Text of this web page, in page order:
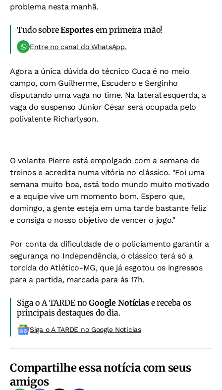
problema nesta manhã.
Tudo sobreEsportesem primeira mão!
Entre no canal do WhatsApp.
Agora a única dúvida do técnico Cuca é no meio
campo, com Guilherme, Escudero e Serginho
disputando uma vaga no time. Na lateral esquerda, a
vaga do suspenso Júnior César será ocupada pelo
polivalente Richarlyson.
O volante Pierre está empolgado com a semana de
treinos e acredita numa vitória no clássico. "Foi uma
semana muito boa, está todo mundo muito motivado
e a equipe vive um momento bom. Espero que,
domingo, a gente esteja em uma tarde bastante feliz
e consiga o nosso objetivo de vencer o jogo."
Por conta da dificuldade de o policiamento garantir a
segurança no Independência, o clássico terá só a
torcida do Atlético-MG, que já esgotou os ingressos
para a partida, marcada para às 17h.
Siga o A TARDE noGoogle Notíciase receba os
principais destaques do dia.
Siga o A TARDE no Google Noticias
Compartilhe essa notícia com seus
amigos